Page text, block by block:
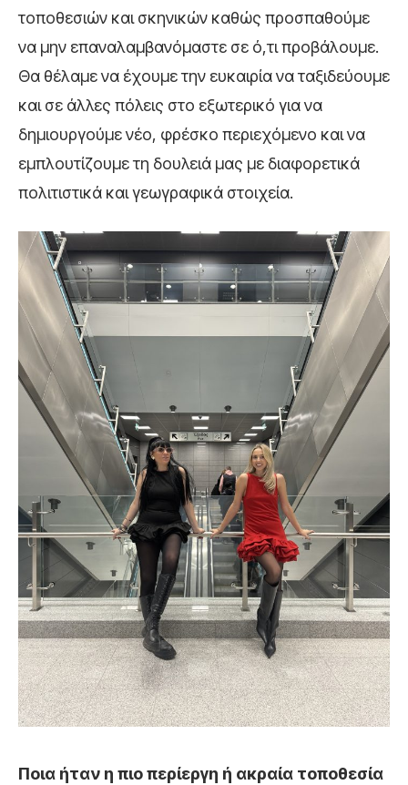
τοποθεσιών και σκηνικών καθώς προσπαθούμε
να μην επαναλαμβανόμαστε σε ό,τι προβάλουμε.
Θα θέλαμε να έχουμε την ευκαιρία να ταξιδεύουμε
και σε άλλες πόλεις στο εξωτερικό για να
δημιουργούμε νέο, φρέσκο περιεχόμενο και να
εμπλουτίζουμε τη δουλειά μας με διαφορετικά
πολιτιστικά και γεωγραφικά στοιχεία.
Ποια ήταν η πιο περίεργη ή ακραία τοποθεσία